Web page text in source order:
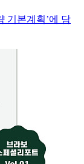
기본계획’에 담